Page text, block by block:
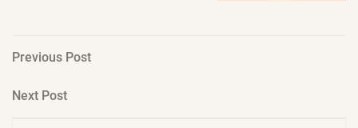
Berichtnavigatie
Previous
Previous Post
Next
Next Post